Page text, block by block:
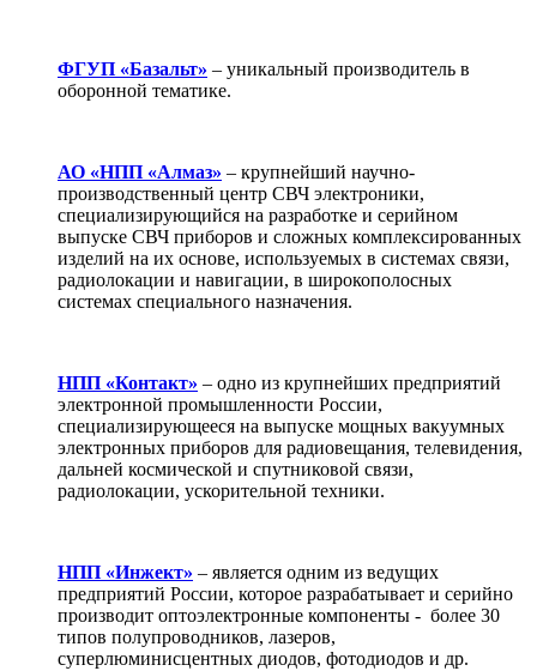
ФГУП «Базальт» – уникальный производитель в
оборонной тематике.
АО «НПП «Алмаз» – крупнейший научно-
производственный центр СВЧ электроники,
специализирующийся на разработке и серийном
выпуске СВЧ приборов и сложных комплексированных
изделий на их основе, используемых в системах связи,
радиолокации и навигации, в широкополосных
системах специального назначения.
НПП «Контакт» – одно из крупнейших предприятий
электронной промышленности России,
специализирующееся на выпуске мощных вакуумных
электронных приборов для радиовещания, телевидения,
дальней космической и спутниковой связи,
радиолокации, ускорительной техники.
НПП «Инжект» – является одним из ведущих
предприятий России, которое разрабатывает и серийно
производит оптоэлектронные компоненты - более 30
типов полупроводников, лазеров,
суперлюминисцентных диодов, фотодиодов и др.